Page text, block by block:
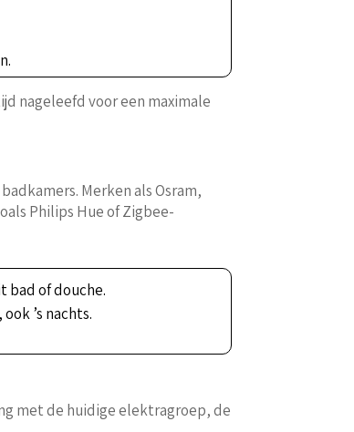
nageleefd voor een maximale
Merken als Osram,
Philips Hue of Zigbee-
bad of douche.
’s nachts.
met de huidige elektragroep, de